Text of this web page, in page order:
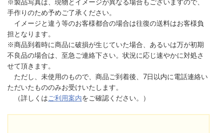
※製品写真は、現物とイメージが異なる場合もございますので、
手作りのため予めご了承ください。
イメージと違う等のお客様都合の場合は往復の送料はお客様負
担となります。
※商品到着時に商品に破損が生じていた場合、あるいは万が初期
不良品の場合は、至急ご連絡下さい。状況に応じ速やかに対処さ
せて頂きます。
ただし、未使用のもので、商品ご到着後、7日以内に電話連絡い
ただいたもののみお受けいたします。
（詳しくはご利用案内をご確認ください。）